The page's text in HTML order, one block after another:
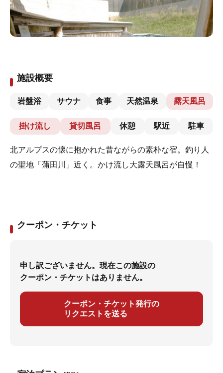
施設概要
岩盤浴 サウナ 食事 天然温泉 露天風呂
掛け流し 貸切風呂 休憩 駅近 駐車
北アルプスの懐に抱かれた昔ながらの素朴な宿。釣り人
の聖地「蒲田川」近く。かけ流し大露天風呂が自慢！
クーポン・チケット
申し訳ございません。現在この施設の
クーポン・チケットはありません。
クーポン・チケット発行の
リクエストを送る